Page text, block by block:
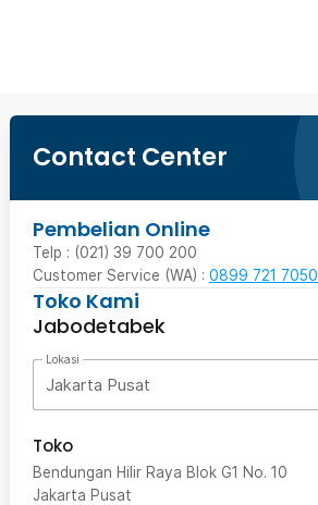
Contact Center
Pembelian Online
Telp : (021) 39 700 200
Customer Service (WA) : 0899 721 7050
Toko Kami
Jabodetabek
Lokasi
Jakarta Pusat
Toko
Bendungan Hilir Raya Blok G1 No. 10
Jakarta Pusat